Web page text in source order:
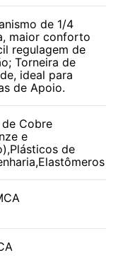
de 1/4
maior conforto
regulagem de
Torneira de
ideal para
de Apoio.
de Cobre
e
de